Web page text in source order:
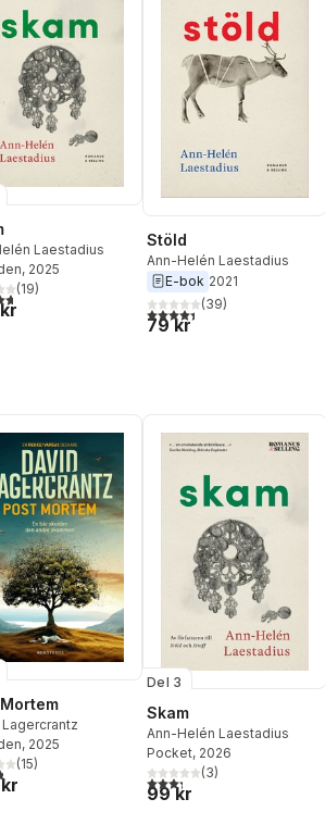
Laestadius
, 2025
5 stjärnor. Totalt antal röster:
(19)
Stöld
Ann-Helén Laestadius
E-bok 2021
4,4utav 5 stjärnor. Totalt
(39)
79 kr
, 2025
5 stjärnor. Totalt antal röster:
(15)
Del 3
Skam
Ann-Helén Laestadius
Pocket, 2026
3,3utav 5 stjärnor. Totalt
(3)
99 kr